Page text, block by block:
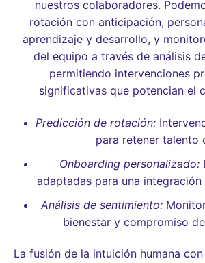
nuestros colaboradores.
rotación con anticipación,
aprendizaje y desarrollo, y
del equipo a través de análisis
permitiendo intervenciones
significativas que potencian el
Predicción de rotación:
para retener talento
Onboarding personalizado:
adaptadas para una
Análisis de sentimiento:
bienestar y compromiso
La fusión de la intuición humana